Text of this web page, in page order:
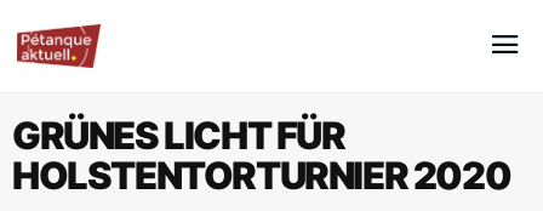
GRÜNES LICHT FÜR
HOLSTENTORTURNIER 2020